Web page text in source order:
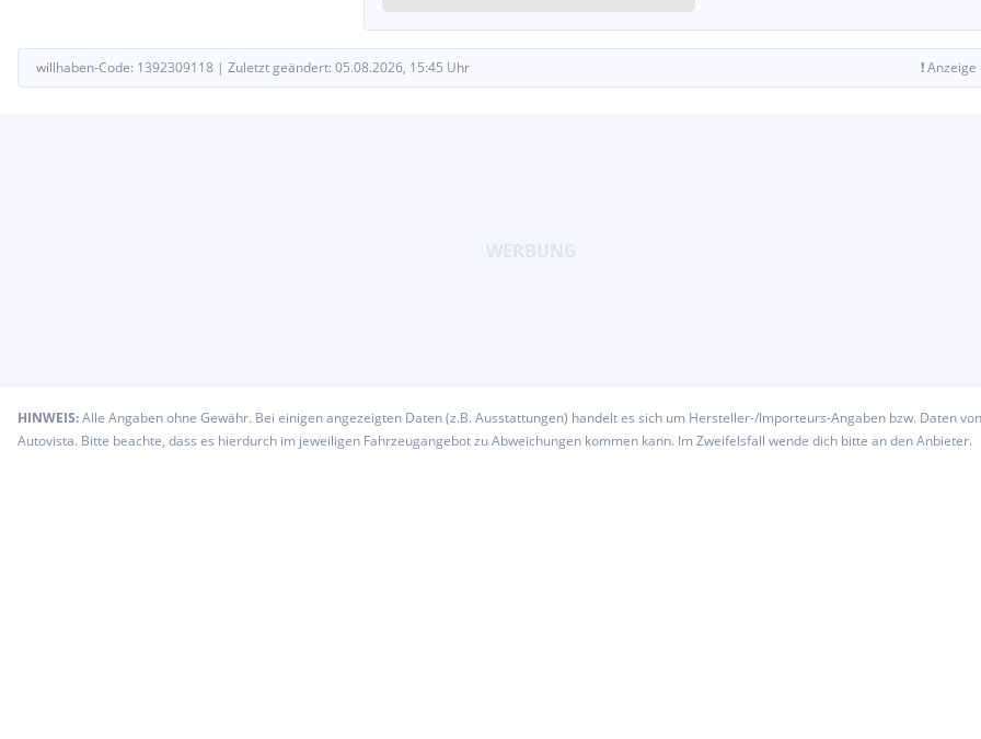
willhaben-Code: 1392309118 | Zuletzt geändert: 05.08.2026, 15:45 Uhr !Anzeige
HINWEIS:Alle Angaben ohne Gewähr. Bei einigen angezeigten Daten (z.B. Ausstattungen) handelt es sich um Hersteller-/Importeurs-Angaben bzw. Daten von
Autovista. Bitte beachte, dass es hierdurch im jeweiligen Fahrzeugangebot zu Abweichungen kommen kann. Im Zweifelsfall wende dich bitte an den Anbieter.